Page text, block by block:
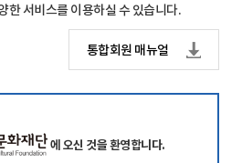
한 서비스를 이용하실 수 있습니다.
통합회원 매뉴얼
에 오신 것을 환영합니다.